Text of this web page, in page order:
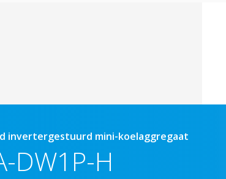
invertergestuurd mini-koelaggregaat
DW1P-H